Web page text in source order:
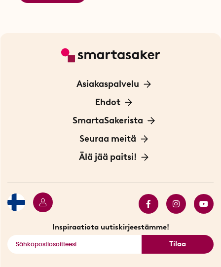
Asiakaspalvelu
Ota yhteyttä
Ehdot
Tietoa evästeistä
Yksityisyydensuoja
Sopimusehdot
SmartaSakerista
Meistä
Myymälä Tukholmassa
Seuraa meitä
Innovaattoriblogi
Älä jää paitsi!
Inspiraatiota uutiskirjeestämme!
Tilaa